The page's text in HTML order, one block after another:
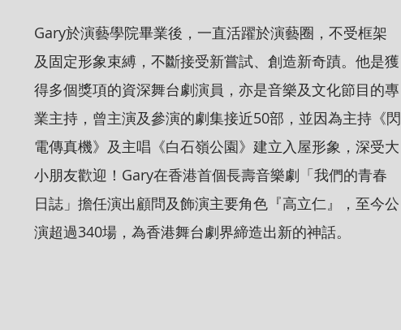
Gary於演藝學院畢業後，一直活躍於演藝圈，不受框架
及固定形象束縛，不斷接受新嘗試、創造新奇蹟。他是獲
得多個獎項的資深舞台劇演員，亦是音樂及文化節目的專
業主持，曾主演及參演的劇集接近50部，並因為主持《閃
電傳真機》及主唱《白石嶺公園》建立入屋形象，深受大
小朋友歡迎！Gary在香港首個長壽音樂劇「我們的青春
日誌」擔任演出顧問及飾演主要角色『高立仁』，至今公
演超過340場，為香港舞台劇界締造出新的神話。